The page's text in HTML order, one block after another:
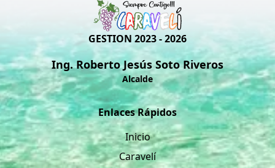
GESTION 2023 - 2026
Ing. Roberto Jesús Soto Riveros
Alcalde
Enlaces Rápidos
Inicio
Caravelí